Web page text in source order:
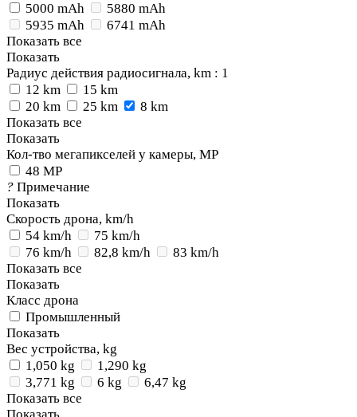
5000 mAh
5880 mAh
5935 mAh
6741 mAh
Показать все
Показать
Радиус действия радиосигнала, km : 1
12 km
15 km
20 km
25 km
8 km
Показать все
Показать
Кол-тво мегапикселей у камеры, MP
48 MP
? Примечание
Показать
Скорость дрона, km/h
54 km/h
75 km/h
76 km/h
82,8 km/h
83 km/h
Показать все
Показать
Класс дрона
Промышленный
Показать
Вес устройства, kg
1,050 kg
1,290 kg
3,771 kg
6 kg
6,47 kg
Показать все